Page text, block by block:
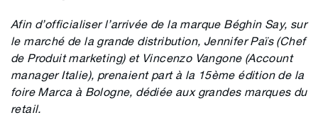
Afin d’officialiser l’arrivée de la marque Béghin Say, sur
le marché de la grande distribution, Jennifer Païs (Chef
de Produit marketing) et Vincenzo Vangone (Account
manager Italie), prenaient part à la 15ème édition de la
foire Marca à Bologne, dédiée aux grandes marques du
retail.